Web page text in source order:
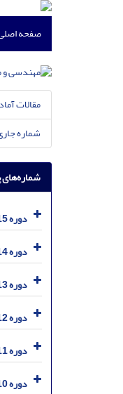
صفحه
مقالات
شماره
دوره 15 (1404)
دوره 14 (1403)
دوره 13 (1402)
دوره 12 (1401)
دوره 11 (1400)
دوره 10 (1399)